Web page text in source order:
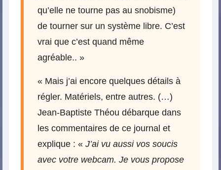
qu’elle ne tourne pas au snobisme)
de tourner sur un système libre. C’est
vrai que c’est quand même
agréable.. »
« Mais j’ai encore quelques détails à
régler. Matériels, entre autres. (…)
Jean-Baptiste Théou débarque dans
les commentaires de ce journal et
explique : « J’ai vu aussi vos soucis
avec votre webcam. Je vous propose